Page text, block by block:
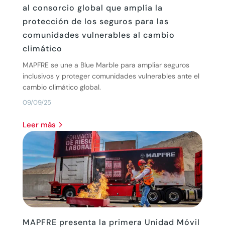
al consorcio global que amplía la
protección de los seguros para las
comunidades vulnerables al cambio
climático
09/09/25
MAPFRE se une a Blue Marble para ampliar seguros
inclusivos y proteger comunidades vulnerables ante el
cambio climático global.
leer más
MAPFRE presenta la primera Unidad Móvil